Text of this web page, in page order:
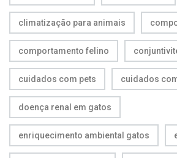
climatização para animais
comportamento felino
cuidados com pets cuidados
doença renal em gatos
enriquecimento ambiental gatos